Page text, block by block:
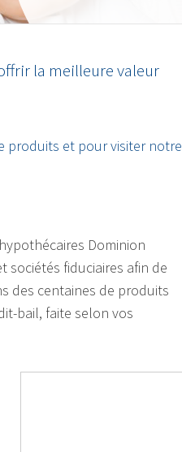
la meilleure valeur
produits et pour visiter notre
Dominion
sociétés fiduciaires afin de
des centaines de produits
bail, faite selon vos